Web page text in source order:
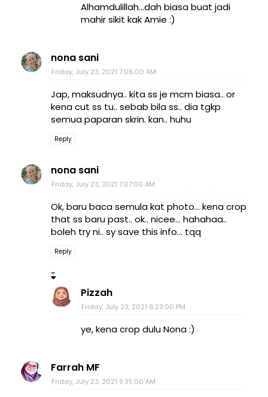
Alhamdulillah...dah biasa buat jadi
mahir sikit kak Amie :)
nona sani
Friday, July 23, 2021 7:06:00 AM
Jap, maksudnya.. kita ss je mcm biasa.. or
kena cut ss tu.. sebab bila ss.. dia tgkp
semua paparan skrin. kan.. huhu
Reply
nona sani
Friday, July 23, 2021 7:07:00 AM
Ok, baru baca semula kat photo... kena crop
that ss baru past.. ok.. nicee... hahahaa..
boleh try ni.. sy save this info... tqq
Reply
Pizzah
Friday, July 23, 2021 6:23:00 PM
ye, kena crop dulu Nona :)
Farrah MF
Friday, July 23, 2021 9:35:00 AM